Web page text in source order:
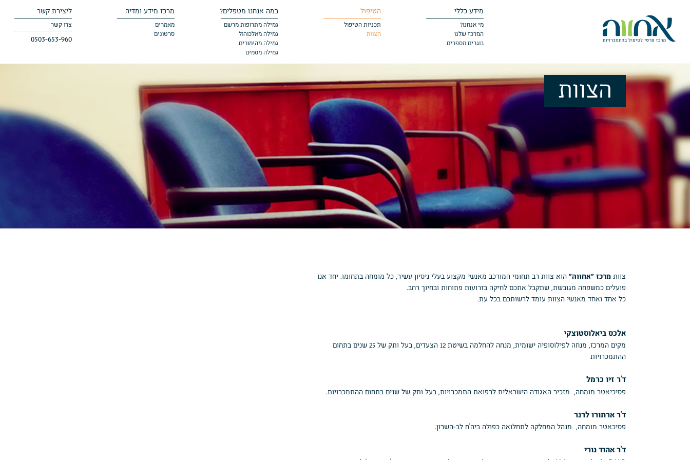
מידע כללי
מי אנחנו?
המרכז שלנו
בוגרים מספרים
הטיפול
תכניות הטיפול
הצוות
במה אנחנו מטפלים?
גמילה מתרופות מרשם
גמילה מאלכוהול
גמילה מהימורים
גמילה מסמים
מרכז מידע ומדיה
מאמרים
סרטונים
ליצירת קשר
צרו קשר
0503-653-960
הצוות
צוותמרכז ״אחווה״ הוא צוות רב תחומי המורכב מאנשי מקצוע בעלי ניסיון עשיר, כל מומחה בתחומו. יחד אנו
פועלים כמשפחה מגובשת, שתקבל אתכם לחיקה בזרועות פתוחות ובחיוך רחב.
כל אחד ואחד מאנשי הצוות עומד לרשותכם בכל עת.
אלכס ביאלוסטוצקי
מקים המרכז, מנחה לפילוסופיה ישומית, מנחה להחלמה בשיטת 12 הצעדים, בעל ותק של 25 שנים בתחום
ההתמכרויות
ד”ר זיו כרמל
פסיכיאטר מומחה, מזכיר האגודה הישראלית לרפואת התמכרויות, בעל ותק של שנים בתחום ההתמכרויות.
ד”ר ארתורו לרנר
פסיכאטר מומחה, מנהל המחלקה לתחלואה כפולה ביה”ח לב-השרון.
ד”ר אהוד נורי